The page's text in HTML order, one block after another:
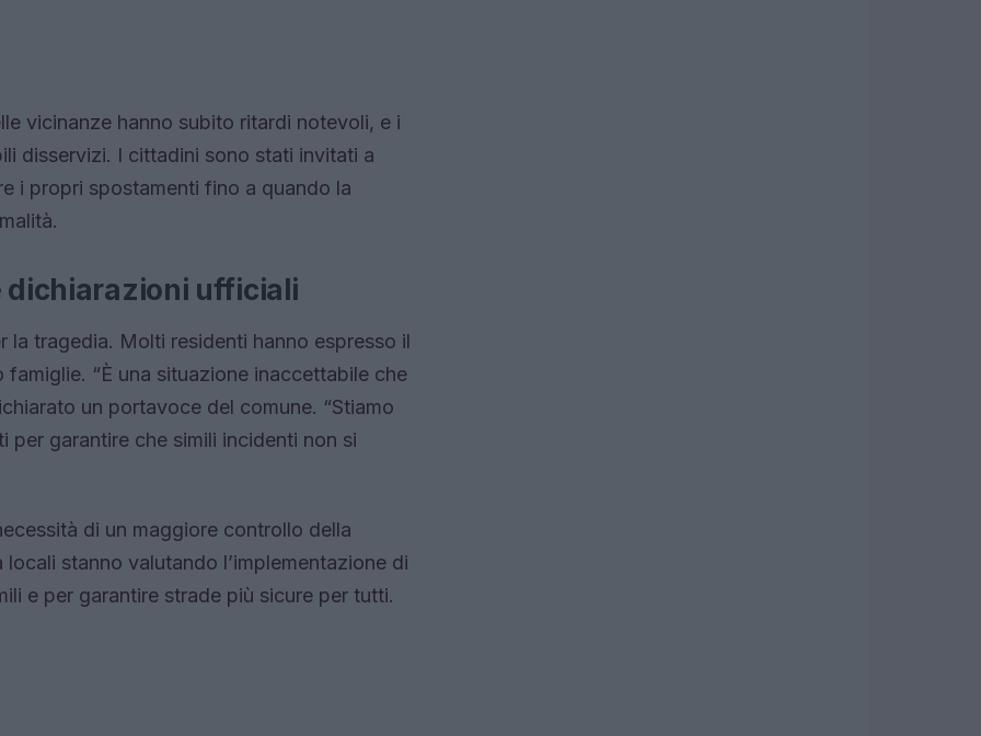
vicinanze hanno subito ritardi notevoli, e i
disservizi. I cittadini sono stati invitati a
i propri spostamenti fino a quando la
dichiarazioni ufficiali
la tragedia. Molti residenti hanno espresso il
“È una situazione inaccettabile che
un portavoce del comune. “Stiamo
garantire che simili incidenti non si
di un maggiore controllo della
stanno valutando l’implementazione di
e per garantire strade più sicure per tutti.